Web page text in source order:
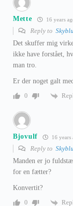
Mette 16 years
Reply to
Det skuffer mig
ikke have forstået,
man tro.
Er der noget galt
0
Bjovulf 16 years
Reply to
Manden er jo
for en fætter?
Konvertit?
0